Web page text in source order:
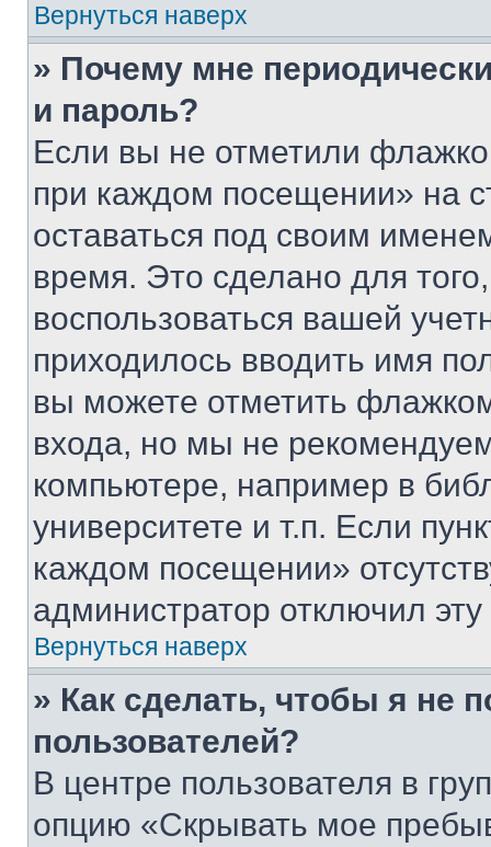
Вернуться наверх
» Почему мне
и пароль?
Если вы не отметили
при каждом посещении» на
оставаться под своим
время. Это сделано для
воспользоваться вашей
приходилось вводить имя
вы можете отметить
входа, но мы не
компьютере, например в
университете и т.п. Если
каждом посещении»
администратор отключил
Вернуться наверх
» Как сделать, чтобы я не
пользователей?
В центре пользователя в
опцию «Скрывать мое